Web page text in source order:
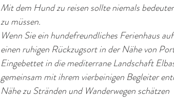
Mit dem Hund zu reisen sollte niemals
zu müssen.
Wenn Sie ein hundefreundliches Ferienhaus
einen ruhigen Rückzugsort in der Nähe von
Eingebettet in die mediterrane Landschaft
gemeinsam mit ihrem vierbeinigen Begleiter
Nähe zu Stränden und Wanderwegen schätzen